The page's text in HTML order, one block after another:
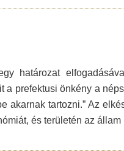
határozat
prefektusi önkény a
tartozni.” Az
és területén az